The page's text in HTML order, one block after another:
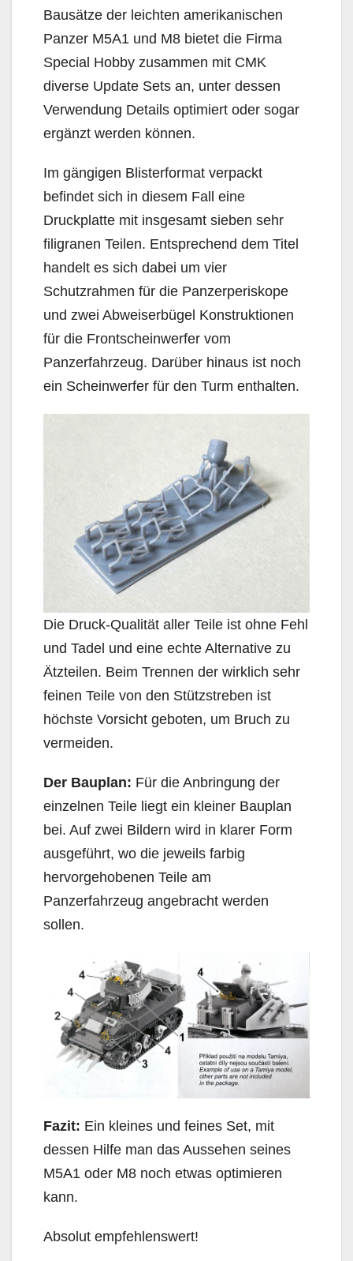
Bausätze der leichten amerikanischen
Panzer M5A1 und M8 bietet die Firma
Special Hobby zusammen mit CMK
diverse Update Sets an, unter dessen
Verwendung Details optimiert oder sogar
ergänzt werden können.
Im gängigen Blisterformat verpackt
befindet sich in diesem Fall eine
Druckplatte mit insgesamt sieben sehr
filigranen Teilen. Entsprechend dem Titel
handelt es sich dabei um vier
Schutzrahmen für die Panzerperiskope
und zwei Abweiserbügel Konstruktionen
für die Frontscheinwerfer vom
Panzerfahrzeug. Darüber hinaus ist noch
ein Scheinwerfer für den Turm enthalten.
Die Druck-Qualität aller Teile ist ohne Fehl
und Tadel und eine echte Alternative zu
Ätzteilen. Beim Trennen der wirklich sehr
feinen Teile von den Stützstreben ist
höchste Vorsicht geboten, um Bruch zu
vermeiden.
Der Bauplan: Für die Anbringung der
einzelnen Teile liegt ein kleiner Bauplan
bei. Auf zwei Bildern wird in klarer Form
ausgeführt, wo die jeweils farbig
hervorgehobenen Teile am
Panzerfahrzeug angebracht werden
sollen.
Fazit: Ein kleines und feines Set, mit
dessen Hilfe man das Aussehen seines
M5A1 oder M8 noch etwas optimieren
kann.
Absolut empfehlenswert!